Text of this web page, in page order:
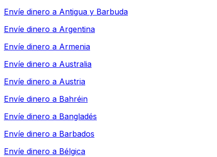
Envíe dinero a Antigua y Barbuda
Envíe dinero a Argentina
Envíe dinero a Armenia
Envíe dinero a Australia
Envíe dinero a Austria
Envíe dinero a Bahréin
Envíe dinero a Bangladés
Envíe dinero a Barbados
Envíe dinero a Bélgica